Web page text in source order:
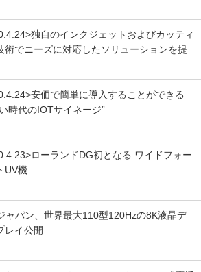
独自のインクジェットおよびカッティ
術でニーズに対応したソリューションを提
安価で簡単に導入することができる
時代のIOTサイネージ”
ローランドDG初となる ワイドフォー
UV機
ャパン、世界最大110型120Hzの8K液晶デ
レイ公開